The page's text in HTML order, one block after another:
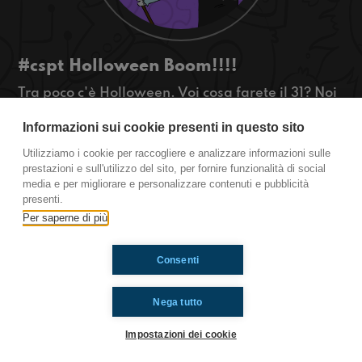
#cspt Holloween Boom!!!!
Tra poco c'è Holloween. Voi cosa farete il 31? Noi
#OkkinSu www.radioimmaginaria.it
Castel San Pietro Terme
Ti è piaciuto? Condividilo!
Informazioni sui cookie presenti in questo sito
Utilizziamo i cookie per raccogliere e analizzare informazioni sulle
prestazioni e sull'utilizzo del sito, per fornire funzionalità di social
media e per migliorare e personalizzare contenuti e pubblicità
presenti.
Per saperne di più
Nega tutto
Consenti
Impostazioni dei cookie